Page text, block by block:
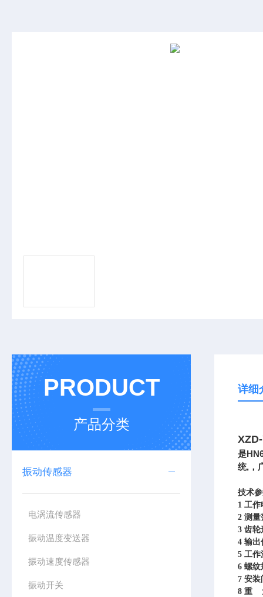
PRODUCT
产品分类
振动传感器
电涡流传感器
振动温度变送器
振动速度传感器
振动开关
详细
是
统, ，
技术
1 工作
2 测量
3 齿轮
4 输出
5 工作
6 螺纹
7 安装
8 重